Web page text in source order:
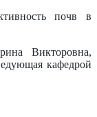
почв в
Викторовна,
кафедрой